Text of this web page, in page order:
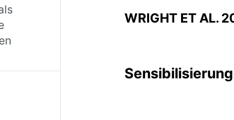
WRIGHT ET AL.
Sensibilisierung